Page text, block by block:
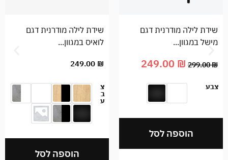
299.00₪
249.00 ₪
שידת לילה מודרנית דגם
מישל במגוון...
צבע
הוספה לסל
249.00 ₪
שידת לילה מודרנית דגם
לואיס במגוון...
צ
ב
ע
הוספה לסל